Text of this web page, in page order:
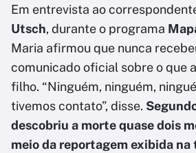
Em entrevista ao
Utsch, durante o programa
Maria afirmou que nunca
comunicado oficial sobre o que
filho. “Ninguém, ninguém,
tivemos contato”, disse.
descobriu a morte quase dois
meio da reportagem exibida na